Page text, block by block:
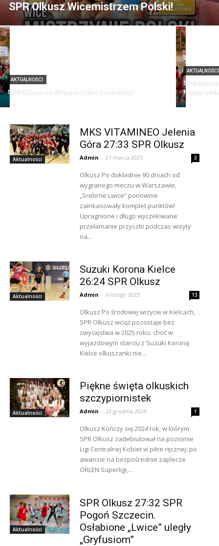
SPR Olkusz Wicemistrzem Polski!
AKTUALNOŚCI
SPR Olkusz na dłużej w Lidze Centralnej!
AKTUALNOŚCI
SPR
happy
Aktualności
MKS VITAMINEO Jelenia
Góra 27:33 SPR Olkusz
Admin - 21 marca 2025 3
Olkusz Po dokładnie 90 dniach od
wygranego meczu w Warszawie,
„Srebrne Lwice” ponownie
zainkasowały komplet punktów!
Upragnione i długo wyczekiwane
przełamanie przyszło podczas wizyty
na...
Aktualności
Suzuki Korona Kielce
26:24 SPR Olkusz
Admin - 6 lutego 2025 13
Olkusz Po środowej wizycie w Kielcach,
SPR Olkusz wciąż pozostaje bez
zwycięstwa w 2025 roku: choć w
wyjazdowym starciu z Suzuki Koroną
Kielce olkuszanki nie...
Aktualności
Piękne święta olkuskich
szczypiornistek
Admin - 23 grudnia 2024 1
Olkusz Kończy się 2024 rok, w którym
SPR Olkusz zadebiutował na poziomie
Ligi Centralnej Kobiet w piłce ręcznej: po
awansie na bezpośrednie zaplecze
ORLEN Superligi,...
Aktualności
SPR Olkusz 27:32 SPR
Pogoń Szczecin.
Osłabione „Lwice” uległy
„Gryfusiom”